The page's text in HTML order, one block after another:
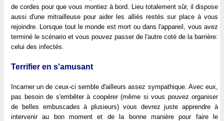
de cordes pour que vous montiez à bord. Lieu totalement sûr, il dispose
aussi d'une mitrailleuse pour aider les alliés restés sur place à vous
rejoindre. Lorsque tout le monde est mort ou dans l'appareil, vous avez
terminé le scénario et vous pouvez passer de l'autre coté de la barrière:
celui des infectés.
Terrifier en s'amusant
Incarner un de ceux-ci semble d'ailleurs assez sympathique. Avec eux,
pas besoin de s'embêter à coopérer (même si vous pouvez organiser
de belles embuscades à plusieurs) vous devrez juste apprendre à
intervenir au bon moment et de la bonne manière pour faire le